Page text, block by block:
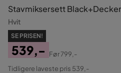
Stavmiksersett
Hvit
SE PRISEN!
Pris
539,-
Original
Før799,-
Tidligere laveste pris 539,-